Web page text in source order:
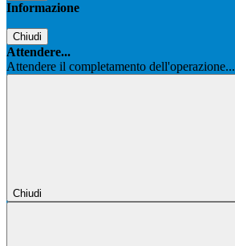
Informazione
Chiudi
Attendere...
Attendere il completamento dell'operazione...
Chiudi